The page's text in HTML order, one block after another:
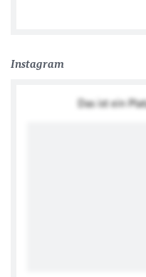
Instagram
Das ist ein